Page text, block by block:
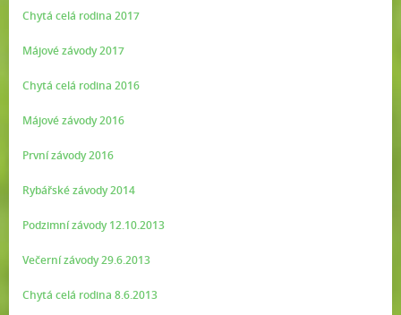
Chytá celá rodina 2017
Májové závody 2017
Chytá celá rodina 2016
Májové závody 2016
První závody 2016
Rybářské závody 2014
Podzimní závody 12.10.2013
Večerní závody 29.6.2013
Chytá celá rodina 8.6.2013